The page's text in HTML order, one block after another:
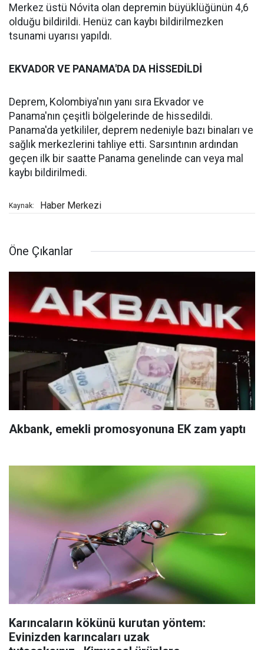
Merkez üstü Nóvita olan depremin büyüklüğünün 4,6
olduğu bildirildi. Henüz can kaybı bildirilmezken
tsunami uyarısı yapıldı.
EKVADOR VE PANAMA'DA DA HİSSEDİLDİ
Deprem, Kolombiya'nın yanı sıra Ekvador ve
Panama'nın çeşitli bölgelerinde de hissedildi.
Panama'da yetkililer, deprem nedeniyle bazı binaları ve
sağlık merkezlerini tahliye etti. Sarsıntının ardından
geçen ilk bir saatte Panama genelinde can veya mal
kaybı bildirilmedi.
Kaynak: Haber Merkezi
Öne Çıkanlar
Akbank, emekli promosyonuna EK zam yaptı
Karıncaların kökünü kurutan yöntem:
Evinizden karıncaları uzak